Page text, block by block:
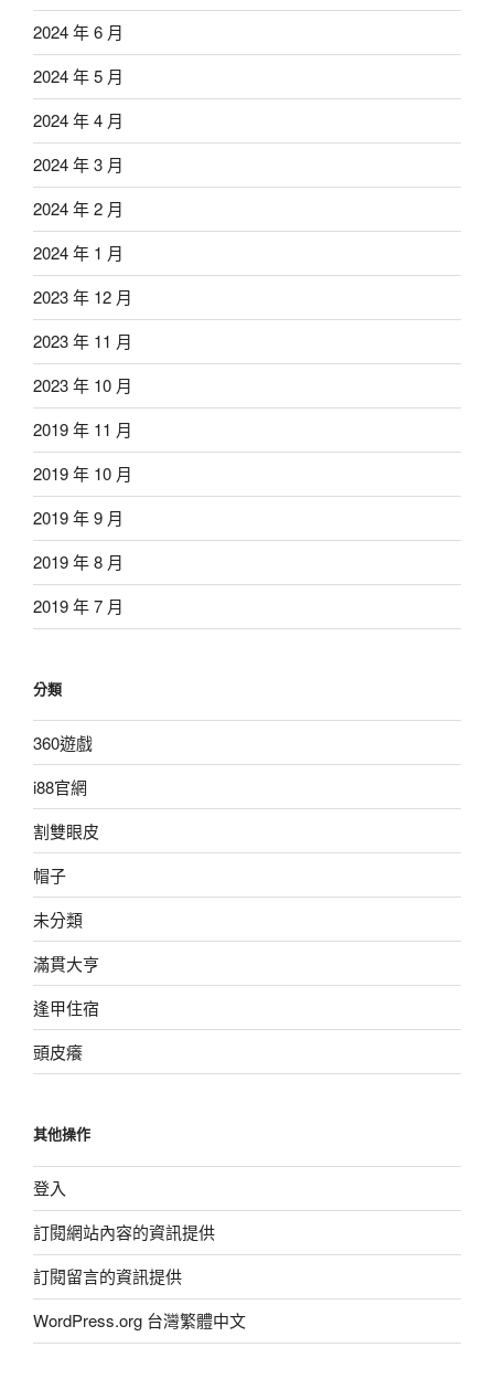
2024 年 6 月
2024 年 5 月
2024 年 4 月
2024 年 3 月
2024 年 2 月
2024 年 1 月
2023 年 12 月
2023 年 11 月
2023 年 10 月
2019 年 11 月
2019 年 10 月
2019 年 9 月
2019 年 8 月
2019 年 7 月
分類
360遊戲
i88官網
割雙眼皮
帽子
未分類
滿貫大亨
逢甲住宿
頭皮癢
其他操作
登入
訂閱網站內容的資訊提供
訂閱留言的資訊提供
WordPress.org 台灣繁體中文